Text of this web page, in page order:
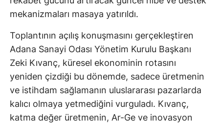
mekanizmaları masaya yatırıldı.
Toplantının açılış konuşmasını gerçekleştiren
Adana Sanayi Odası Yönetim Kurulu Başkanı
Zeki Kıvanç, küresel ekonominin rotasını
yeniden çizdiği bu dönemde, sadece üretmenin
ve istihdam sağlamanın uluslararası pazarlarda
kalıcı olmaya yetmediğini vurguladı. Kıvanç,
katma değer üretmenin, Ar-Ge ve inovasyon